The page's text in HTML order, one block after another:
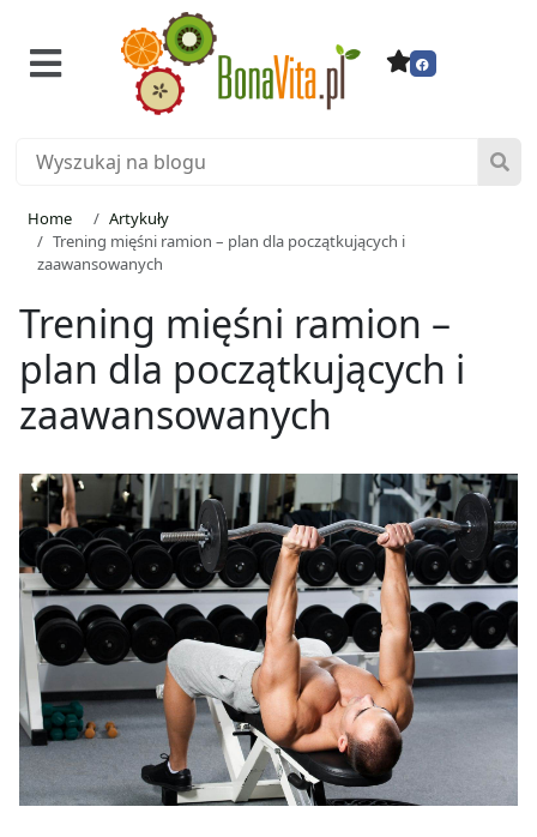
Home
Artykuły
Trening mięśni ramion – plan dla początkujących i
zaawansowanych
Trening mięśni ramion –
plan dla początkujących i
zaawansowanych